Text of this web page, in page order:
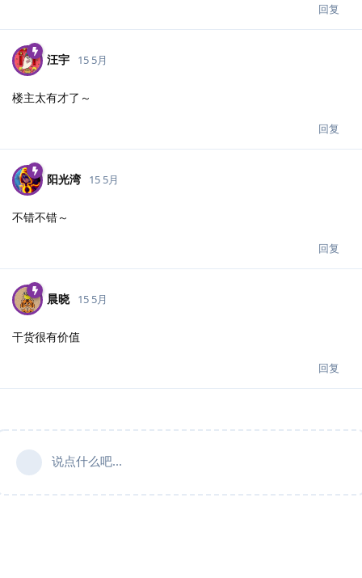
回复
汪宇 15 5月
楼主太有才了～
回复
阳光湾 15 5月
不错不错～
回复
晨晓 15 5月
干货很有价值
回复
说点什么吧...